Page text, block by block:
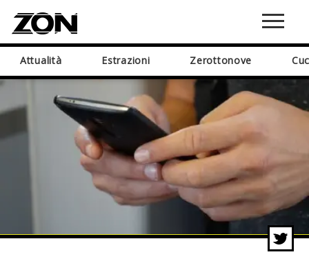
Attualità Estrazioni Zerottonove